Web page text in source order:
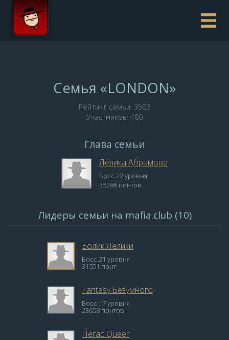
Семья «LONDON»
Рейтинг семьи: 3503
Участников: 480
Глава семьи
Лёлика Абрамова
Босс 22 уровня
35286 понтов
Лидеры семьи на mafia.club (10)
Болик Лелики
Босс 21 уровня
31551 понт
Fantasy Безумного
Босс 17 уровня
23658 понтов
Пегас Queer